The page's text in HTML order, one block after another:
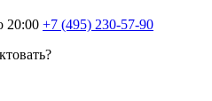
20:00 +7 (495) 230-57-90